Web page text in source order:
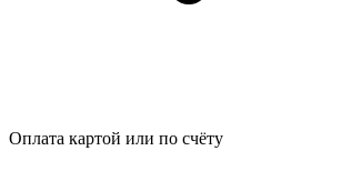
Оплата картой или по счёту